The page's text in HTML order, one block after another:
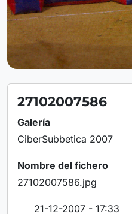
27102007586
Galería
CiberSubbetica 2007
Nombre del fichero
27102007586.jpg
21-12-2007 - 17:33